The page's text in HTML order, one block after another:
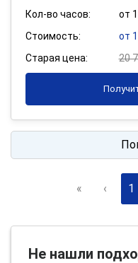
Кол-во часов:
от
Стоимость:
от
Старая цена:
20
« ‹ 1
Не нашли